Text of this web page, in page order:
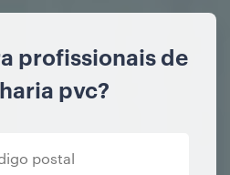
profissionais de
pvc?